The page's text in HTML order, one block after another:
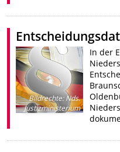
Bildrechte:Nds.
Justizministerium
In der